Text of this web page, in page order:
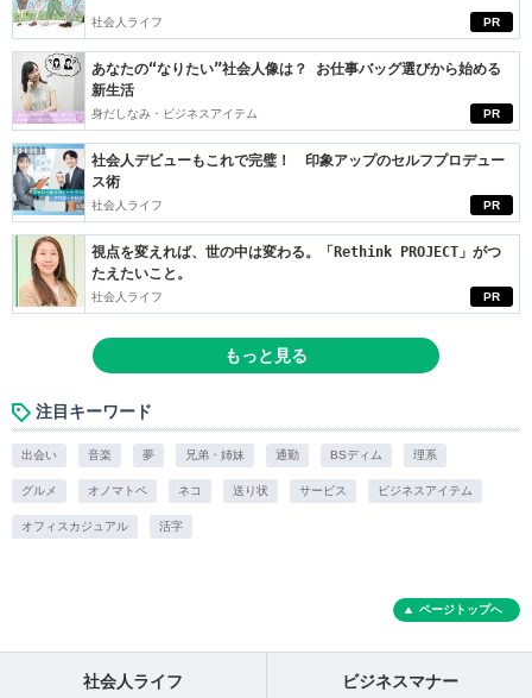
PR
社会人ライフ
PR
あなたの“なりたい”社会人像は？ お仕事バッグ選びから始める
新生活
身だしなみ・ビジネスアイテム
PR
社会人デビューもこれで完璧！ 印象アップのセルフプロデュー
ス術
社会人ライフ
PR
視点を変えれば、世の中は変わる。「Rethink PROJECT」がつ
たえたいこと。
社会人ライフ
もっと見る
注目キーワード
出会い 音楽 夢 兄弟・姉妹 通勤 BSディム 理系
グルメ オノマトペ ネコ 送り状 サービス ビジネスアイテム
オフィスカジュアル 活字
ページトップへ
社会人ライフ ビジネスマナー